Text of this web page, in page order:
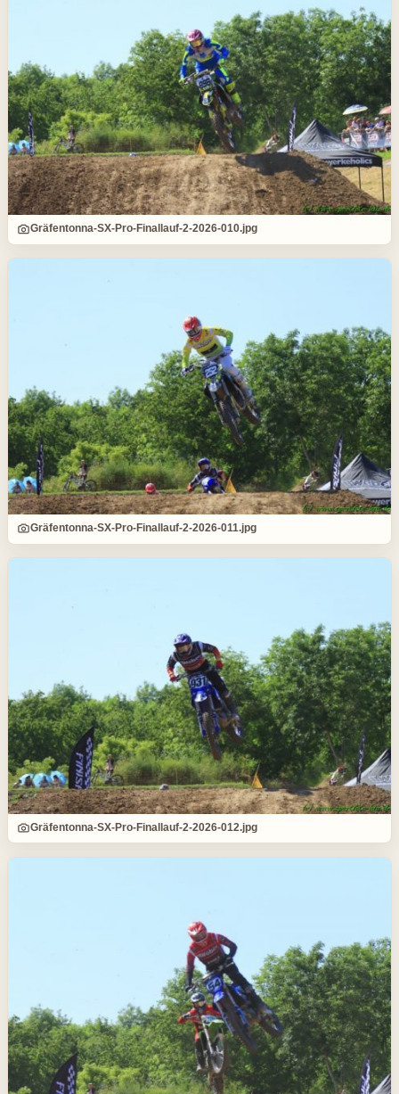
Gräfentonna-SX-Pro-Finallauf-2-2026-010.jpg
Gräfentonna-SX-Pro-Finallauf-2-2026-011.jpg
Gräfentonna-SX-Pro-Finallauf-2-2026-012.jpg